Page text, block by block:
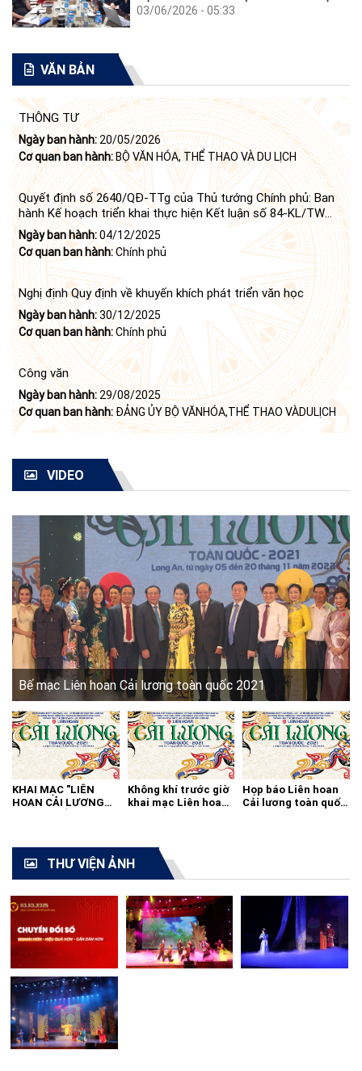
03/06/2026 - 05:33
VĂN BẢN
THÔNG TƯ
Ngày ban hành: 20/05/2026
Cơ quan ban hành:BỘ VĂN HÓA, THỂ THAO VÀ DU LỊCH
Quyết định số 2640/QĐ-TTg của Thủ tướng Chính phủ: Ban
hành Kế hoạch triển khai thực hiện Kết luận số 84-KL/TW
ngày 21 tháng 6 năm 2024 của Bộ Chính trị tiếp tục thực
hiện Nghị quyết số 23-NQ/TW ngày 16 tháng 6 năm 2008
của Bộ Chính trị (khóa X) về "tiếp tục xây dựng và phát triển
văn học, nghệ thuật trong thời kỳ mới"
Ngày ban hành:04/12/2025
Cơ quan ban hành:Chính phủ
Nghị định Quy định về khuyến khích phát triển văn học
Ngày ban hành:30/12/2025
Cơ quan ban hành:Chính phủ
Công văn
Ngày ban hành: 29/08/2025
Cơ quan ban hành: ĐẢNG ỦY BỘ VĂNHÓA,THỂ THAO VÀDULỊCH
VIDEO
Bế mạc Liên hoan Cải lương toàn quốc 2021
KHAI MẠC "LIÊN
HOAN CẢI LƯƠNG
Không khí trước giờ
khai mạc Liên hoan
Họp báo Liên hoan
Cải lương toàn quốc
THƯ VIỆN ẢNH